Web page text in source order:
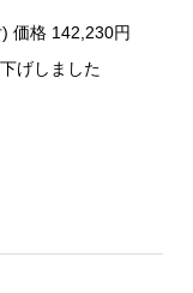
価格 142,230円
げしました